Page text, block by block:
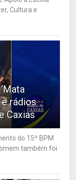
Cultura e
e rádios
Caxias
do 15º BPM
também foi